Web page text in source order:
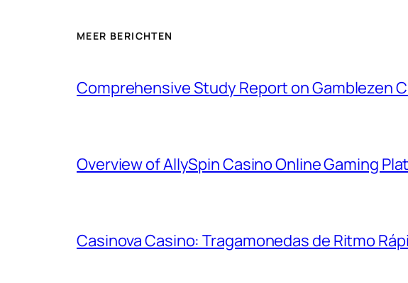
MEER BERICHTEN
Comprehensive Study Report on Gamblezen
Overview of AllySpin Casino Online Gaming
Casinova Casino: Tragamonedas de Ritmo